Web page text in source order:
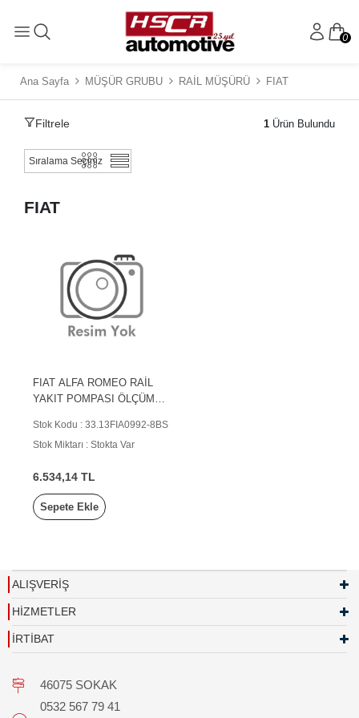
0
Ana Sayfa MÜŞÜR GRUBU RAİL MÜŞÜRÜ FIAT
Filtrele 1 Ürün Bulundu
FIAT
FIAT ALFA ROMEO RAİL
YAKIT POMPASI ÖLÇÜM
Stok Kodu : 33.13FIA0992-8BS
Stok Miktarı : Stokta Var
6.534,14 TL
Sepete Ekle
ALIŞVERİŞ
HİZMETLER
İRTİBAT
46075 SOKAK
0532 567 79 41